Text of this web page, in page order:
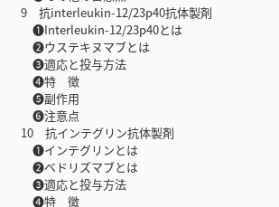
9 抗interleukin-12/23p40抗体製剤
❶Interleukin-12/23p40とは
❷ウステキヌマブとは
❸適応と投与方法
❹特 徴
❺副作用
❻注意点
10 抗インテグリン抗体製剤
❶インテグリンとは
❷ベドリズマブとは
❸適応と投与方法
❹特 徴